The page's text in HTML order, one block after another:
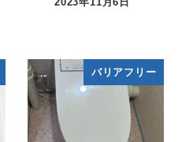
バリアフリー